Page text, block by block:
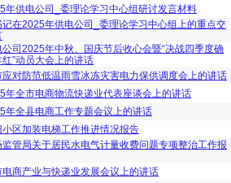
年供电公司_委理论学习中心组研讨发言材料
记在2025年供电公司_委理论学习中心组上的重点交
公司2025年中秋、国庆节后收心会暨“决战四季度确
”动员大会上的讲话
应对防范低温雨雪冰冻灾害电力保供调度会上的讲话
年全市电商物流快递业代表座谈会上的讲话
年全县电商工作专题会议上的讲话
小区加装电梯工作推进情况报告
监管局关于居民水电气计量收费问题专项整治工作报
电商产业与快递业发展会议上的讲话